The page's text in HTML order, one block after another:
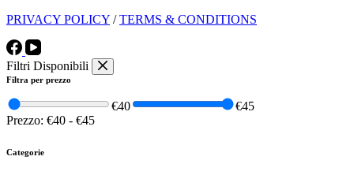
PRIVACY POLICY /TERMS & CONDITIONS
Filtri Disponibili
Filtra per prezzo
€40
€45
Prezzo: €40 - €45
Categorie